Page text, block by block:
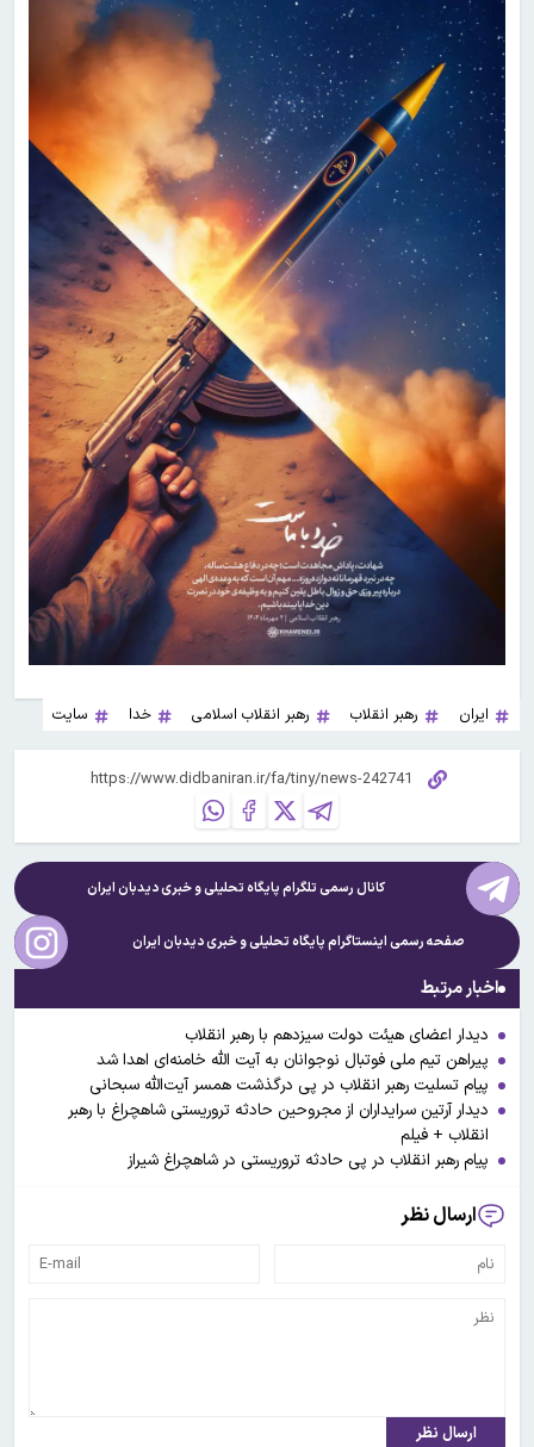
ایران رهبر انقلاب رهبر انقلاب اسلامی خدا سایت
کانال رسمی تلگرام پایگاه تحلیلی و خبریدیدبان ایران
صفحه رسمی اینستاگرام پایگاه تحلیلی و خبریدیدبان ایران
اخبار مرتبط
دیدار اعضای هیئت دولت سیزدهم با رهبر انقلاب
پیراهن تیم ملی فوتبال نوجوانان به آیت الله خامنه‌ای اهدا شد
پیام تسلیت رهبر انقلاب در پی درگذشت همسر آیت‌الله سبحانی
دیدار آرتین سرایداران از مجروحین حادثه تروریستی شاهچراغ با رهبر
انقلاب + فیلم
پیام رهبر انقلاب در پی حادثه تروریستی در شاهچراغ شیراز
ارسال نظر
ارسال نظر